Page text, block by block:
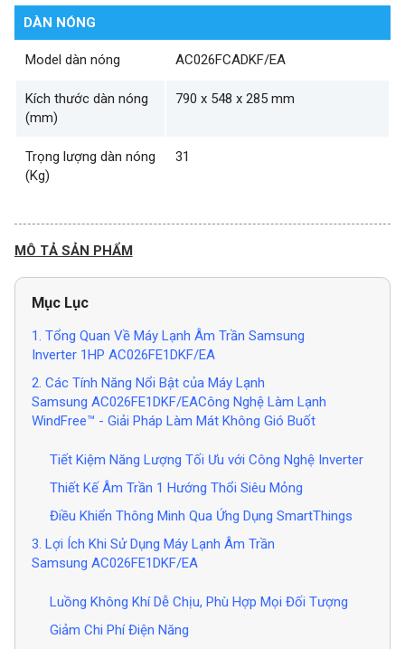
DÀN NÓNG
Model dàn nóng AC026FCADKF/EA
Kích thước dàn nóng
(mm)
790 x 548 x 285 mm
Trọng lượng dàn nóng
(Kg)
31
MÔ TẢ SẢN PHẨM
Mục Lục
1. Tổng Quan Về Máy Lạnh Âm Trần Samsung
Inverter 1HP AC026FE1DKF/EA
2. Các Tính Năng Nổi Bật của Máy Lạnh
Samsung AC026FE1DKF/EACông Nghệ Làm Lạnh
WindFree™ - Giải Pháp Làm Mát Không Gió Buốt
Tiết Kiệm Năng Lượng Tối Ưu với Công Nghệ Inverter
Thiết Kế Âm Trần 1 Hướng Thổi Siêu Mỏng
Điều Khiển Thông Minh Qua Ứng Dụng SmartThings
3. Lợi Ích Khi Sử Dụng Máy Lạnh Âm Trần
Samsung AC026FE1DKF/EA
Luồng Không Khí Dễ Chịu, Phù Hợp Mọi Đối Tượng
Giảm Chi Phí Điện Năng